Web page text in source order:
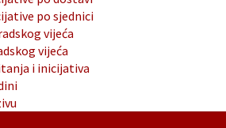
po sjednici
vijeća
vijeća
i inicijativa